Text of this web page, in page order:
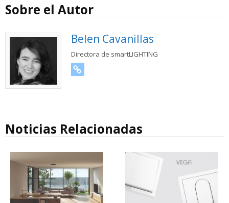
Sobre el Autor
Belen Cavanillas
Directora de smartLIGHTING
Noticias Relacionadas